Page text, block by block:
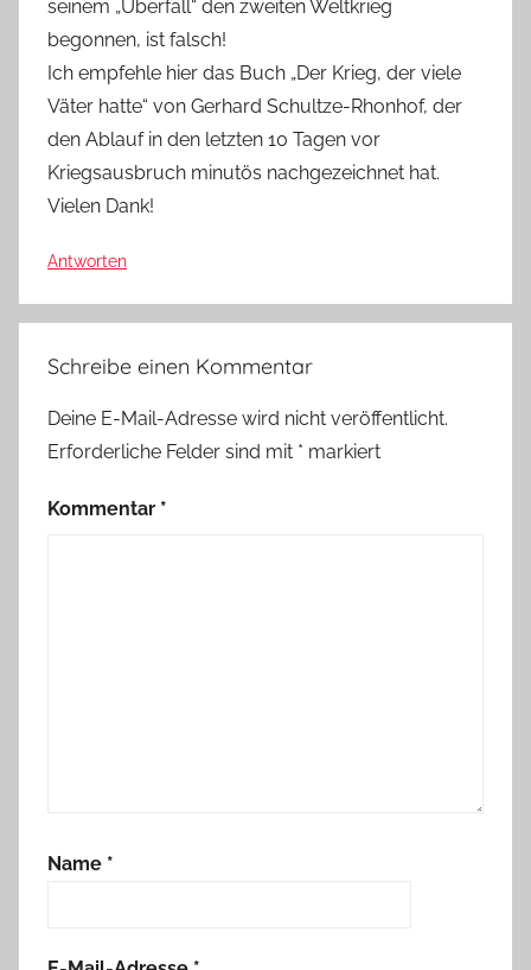
seinem „Überfall“ den zweiten Weltkrieg
begonnen, ist falsch!
Ich empfehle hier das Buch „Der Krieg, der viele
Väter hatte“ von Gerhard Schultze-Rhonhof, der
den Ablauf in den letzten 10 Tagen vor
Kriegsausbruch minutös nachgezeichnet hat.
Vielen Dank!
Antworten
Schreibe einen Kommentar
Deine E-Mail-Adresse wird nicht veröffentlicht.
Erforderliche Felder sind mit * markiert
Kommentar *
Name *